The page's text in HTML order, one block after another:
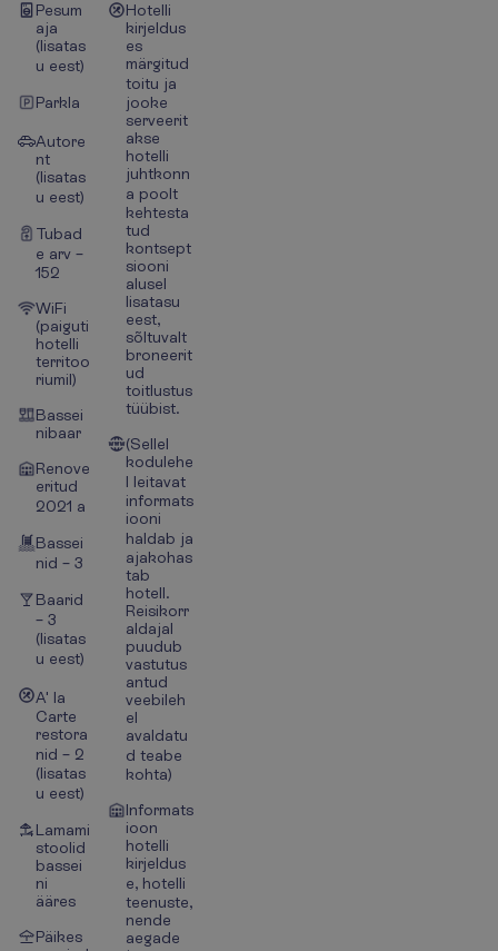
Pesum
aja
(lisatas
u eest)
Parkla
Autore
nt
(lisatas
u eest)
Tubad
e arv –
152
WiFi
(paiguti
hotelli
territoo
riumil)
Bassei
nibaar
Renove
eritud
2021 a
Bassei
nid – 3
Baarid
– 3
(lisatas
u eest)
A' la
Carte
restora
nid – 2
(lisatas
u eest)
Lamami
stoolid
bassei
ni
ääres
Päikes
Hotelli
kirjeldus
es
märgitud
toitu ja
jooke
serveerit
akse
hotelli
juhtkonn
a poolt
kehtesta
tud
kontsept
siooni
alusel
lisatasu
eest,
sõltuvalt
broneerit
ud
toitlustus
tüübist.
(Sellel
kodulehe
l leitavat
informats
iooni
haldab ja
ajakohas
tab
hotell.
Reisikorr
aldajal
puudub
vastutus
antud
veebileh
el
avaldatu
d teabe
kohta)
Informats
ioon
hotelli
kirjeldus
e, hotelli
teenuste,
nende
aegade